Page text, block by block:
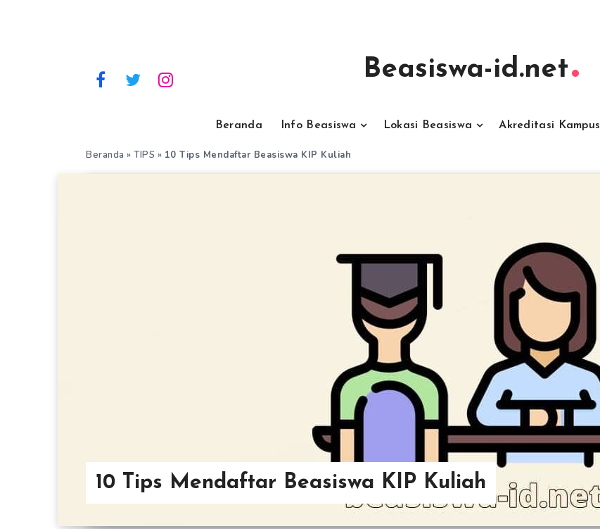
Beasiswa-id.net
Beranda Info Beasiswa Lokasi Beasiswa Akreditasi Kampus
Beranda » TIPS » 10 Tips Mendaftar Beasiswa KIP Kuliah
10 Tips Mendaftar Beasiswa KIP Kuliah